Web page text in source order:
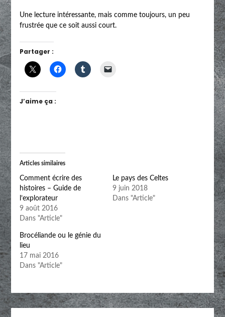
Une lecture intéressante, mais comme toujours, un peu
frustrée que ce soit aussi court.
Partager :
J’aime ça :
Articles similaires
Comment écrire des
histoires – Guide de
l’explorateur
9 août 2016
Dans "Article"
Le pays des Celtes
9 juin 2018
Dans "Article"
Brocéliande ou le génie du
lieu
17 mai 2016
Dans "Article"